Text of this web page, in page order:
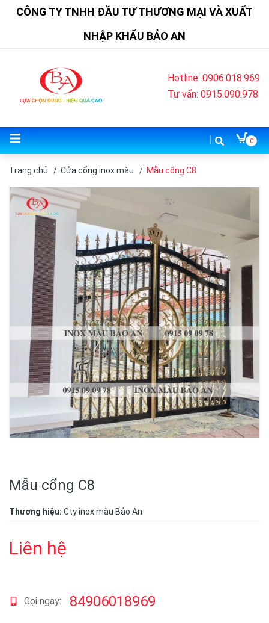
CÔNG TY TNHH ĐẦU TƯ THƯƠNG MẠI VÀ XUẤT
NHẬP KHẨU BẢO AN
Hotline: 0906.018.969
Tư vấn: 0915.090.978
0
Trang chủ / Cửa cổng inox màu / Mẫu cổng C8
Mẫu cổng C8
Thương hiệu: Cty inox màu Bảo An
Liên hệ
Gọi ngay: 84906018969